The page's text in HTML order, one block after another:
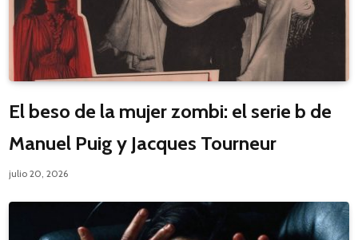
El beso de la mujer zombi: el serie b de
Manuel Puig y Jacques Tourneur
julio 20, 2026